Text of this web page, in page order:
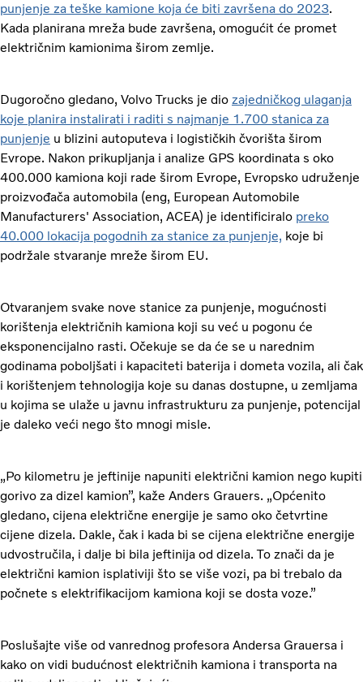
punjenje za teške kamione koja će biti završena do 2023.
Kada planirana mreža bude završena, omogućit će promet
električnim kamionima širom zemlje.
Dugoročno gledano, Volvo Trucks je dio zajedničkog ulaganja
koje planira instalirati i raditi s najmanje 1.700 stanica za
punjenje u blizini autoputeva i logističkih čvorišta širom
Evrope. Nakon prikupljanja i analize GPS koordinata s oko
400.000 kamiona koji rade širom Evrope, Evropsko udruženje
proizvođača automobila (eng, European Automobile
Manufacturers' Association, ACEA) je identificiralo preko
40.000 lokacija pogodnih za stanice za punjenje, koje bi
podržale stvaranje mreže širom EU.
Otvaranjem svake nove stanice za punjenje, mogućnosti
korištenja električnih kamiona koji su već u pogonu će
eksponencijalno rasti. Očekuje se da će se u narednim
godinama poboljšati i kapaciteti baterija i dometa vozila, ali čak
i korištenjem tehnologija koje su danas dostupne, u zemljama
u kojima se ulaže u javnu infrastrukturu za punjenje, potencijal
je daleko veći nego što mnogi misle.
„Po kilometru je jeftinije napuniti električni kamion nego kupiti
gorivo za dizel kamion”, kaže Anders Grauers. „Općenito
gledano, cijena električne energije je samo oko četvrtine
cijene dizela. Dakle, čak i kada bi se cijena električne energije
udvostručila, i dalje bi bila jeftinija od dizela. To znači da je
električni kamion isplativiji što se više vozi, pa bi trebalo da
počnete s elektrifikacijom kamiona koji se dosta voze.”
Poslušajte više od vanrednog profesora Andersa Grauersa i
kako on vidi budućnost električnih kamiona i transporta na